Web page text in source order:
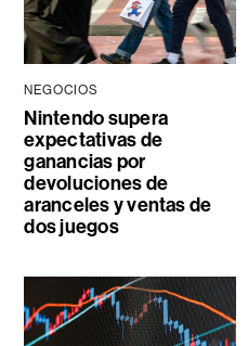
NEGOCIOS
Nintendo supera
expectativas de
ganancias por
devoluciones de
aranceles y ventas de
dos juegos